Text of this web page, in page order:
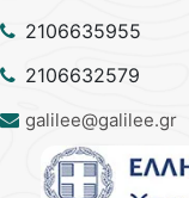
2106635955
2106632579
galilee@galilee.gr